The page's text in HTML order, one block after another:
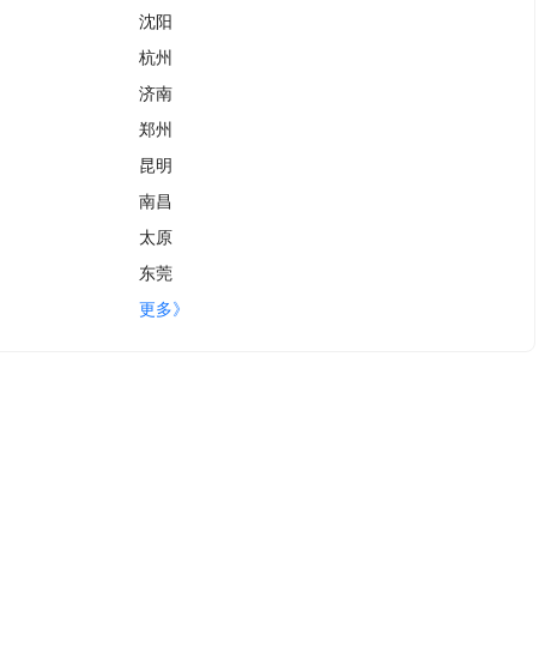
沈阳
杭州
济南
郑州
昆明
南昌
太原
东莞
更多》